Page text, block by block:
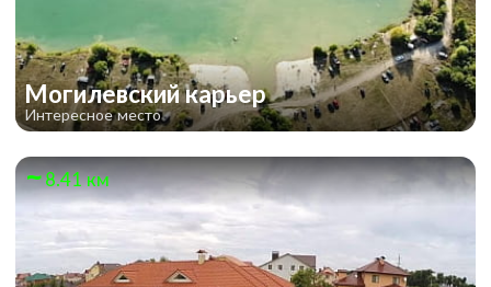
Могилевский карьер
Интересное место
8.41 км